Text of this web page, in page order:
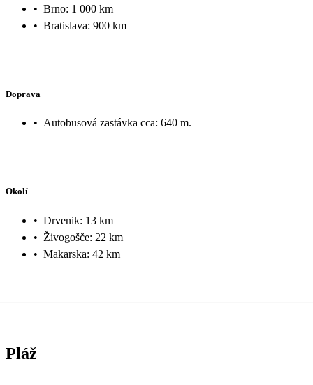
• Brno: 1 000 km
• Bratislava: 900 km
Doprava
• Autobusová zastávka cca: 640 m.
Okolí
• Drvenik: 13 km
• Živogošče: 22 km
• Makarska: 42 km
Pláž